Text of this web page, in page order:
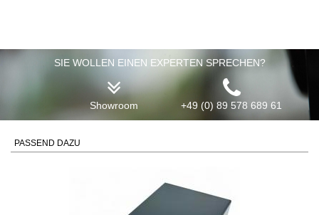
SIE WOLLEN EINEN EXPERTEN SPRECHEN?
Showroom +49 (0) 89 578 689 61
PASSEND DAZU